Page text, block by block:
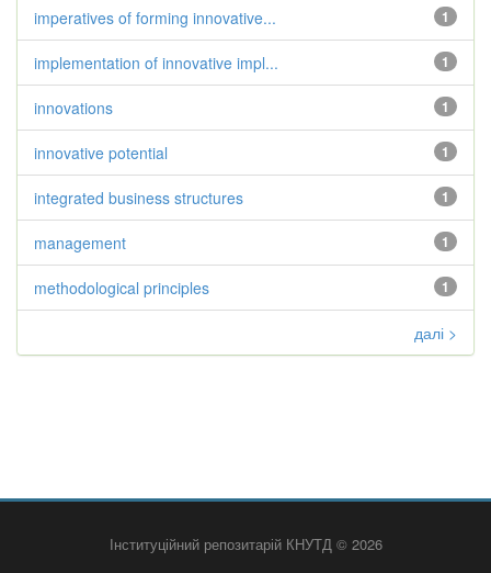
1
imperatives of forming innovative...
1
implementation of innovative impl...
1
innovations
1
innovative potential
1
integrated business structures
1
management
1
methodological principles
далі >
Інституційний репозитарій КНУТД © 2026